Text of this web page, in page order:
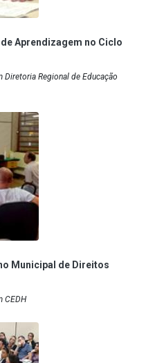
Aprendizagem no Ciclo
Regional de Educação
Municipal de Direitos
CEDH